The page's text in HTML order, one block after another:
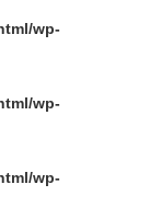
wp-
wp-
wp-